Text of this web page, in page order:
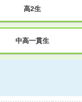
高2生
中高一貫生